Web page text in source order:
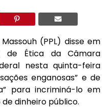
(PPL) disse em
de Ética da Câmara
nesta quinta-feira
enganosas” e de
para incriminá-lo em
dinheiro público.